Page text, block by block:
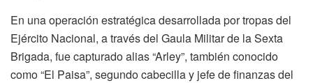
En una operación estratégica desarrollada por tropas del
Ejército Nacional, a través del Gaula Militar de la Sexta
Brigada, fue capturado alias “Arley”, también conocido
como “El Paisa”, segundo cabecilla y jefe de finanzas del